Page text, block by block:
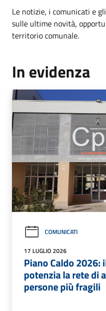
Le notizie, i comunicati e
sulle ultime novità,
territorio comunale.
In evidenza
COMUNICATI
17 LUGLIO 2026
Piano Caldo 2026:
potenzia la rete di
persone più fragili